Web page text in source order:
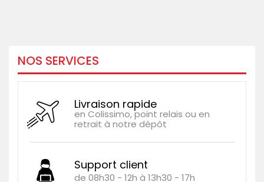
NOS SERVICES
Livraison rapide
en Colissimo, point relais ou en
retrait à notre dépôt
Support client
de 08h30 - 12h à 13h30 - 17h